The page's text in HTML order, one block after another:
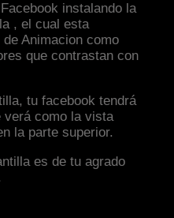
instalando la
, el cual esta
Animacion como
que contrastan con
tu facebook tendrá
verá como la vista
la parte superior.
es de tu agrado